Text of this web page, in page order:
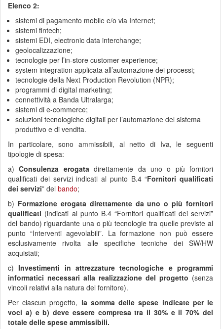
Elenco 2:
sistemi di pagamento mobile e/o via Internet;
sistemi fintech;
sistemi EDI, electronic data interchange;
geolocalizzazione;
tecnologie per l’in-store customer experience;
system integration applicata all’automazione dei processi;
tecnologie della Next Production Revolution (NPR);
programmi di digital marketing;
connettività a Banda Ultralarga;
sistemi di e-commerce;
soluzioni tecnologiche digitali per l’automazione del sistema
produttivo e di vendita.
In particolare, sono ammissibili, al netto di Iva, le seguenti
tipologie di spesa:
a)Consulenza erogatadirettamente da uno o più fornitori
qualificati dei servizi indicati al punto B.4 “Fornitori qualificati
dei servizi” del bando;
b) Formazione erogata direttamente da uno o più fornitori
qualificati (indicati al punto B.4 “Fornitori qualificati dei servizi”
del bando) riguardante una o più tecnologie tra quelle previste al
punto “Interventi agevolabili”. La formazione non può essere
esclusivamente rivolta alle specifiche tecniche dei SW/HW
acquistati;
c)Investimenti in attrezzature tecnologiche e programmi
informatici necessari alla realizzazione del progetto (senza
vincoli relativi alla natura del fornitore).
Per ciascun progetto, la somma delle spese indicate per le
voci a) e b) deve essere compresa tra il 30% e il 70% del
totale delle spese ammissibili.